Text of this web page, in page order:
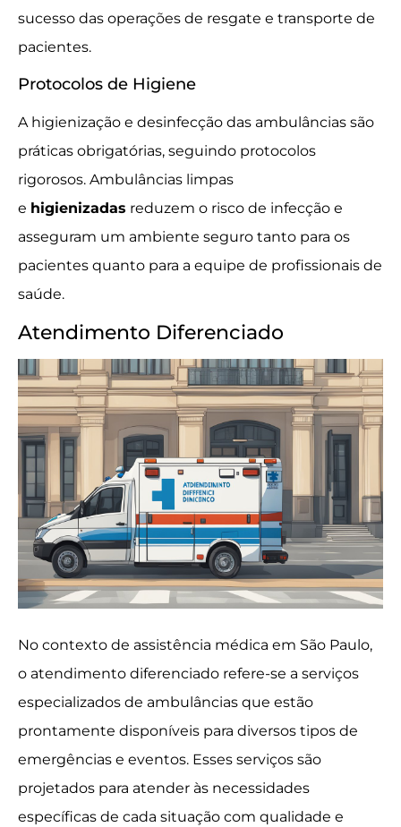
sucesso das operações de resgate e transporte de
pacientes.
Protocolos de Higiene
A higienização e desinfecção das ambulâncias são
práticas obrigatórias, seguindo protocolos
rigorosos. Ambulâncias limpas
e higienizadas reduzem o risco de infecção e
asseguram um ambiente seguro tanto para os
pacientes quanto para a equipe de profissionais de
saúde.
Atendimento Diferenciado
No contexto de assistência médica em São Paulo,
o atendimento diferenciado refere-se a serviços
especializados de ambulâncias que estão
prontamente disponíveis para diversos tipos de
emergências e eventos. Esses serviços são
projetados para atender às necessidades
específicas de cada situação com qualidade e